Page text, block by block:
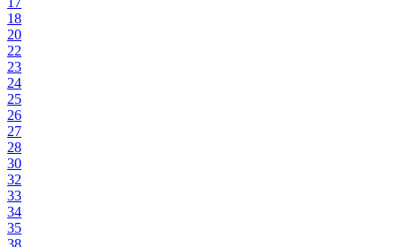
18
20
22
23
24
25
26
27
28
30
32
33
34
35
38